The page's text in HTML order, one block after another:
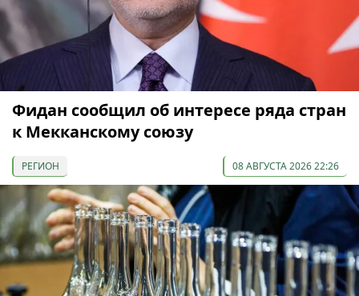
Фидан сообщил об интересе ряда стран
к Мекканскому союзу
РЕГИОН 08 АВГУСТА 2026 22:26